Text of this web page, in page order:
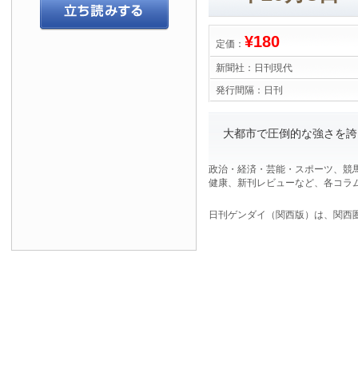
定価： ¥180
新聞社： 日刊現代
発行間隔： 日刊
大都市で圧倒的な強さを
政治・経済・芸能・スポーツ、競
健康、新刊レビューなど、各コラ
日刊ゲンダイ（関西版）は、関